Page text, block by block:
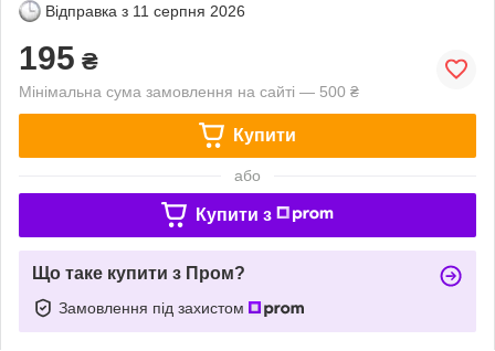
Відправка з 11 серпня 2026
195 ₴
Мінімальна сума замовлення на сайті — 500 ₴
Купити
або
Купити з
Що таке купити з Пром?
Замовлення під захистом